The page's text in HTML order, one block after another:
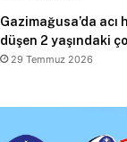
Gazimağusa’da
düşen 2 yaşındaki
29 Temmuz 2026